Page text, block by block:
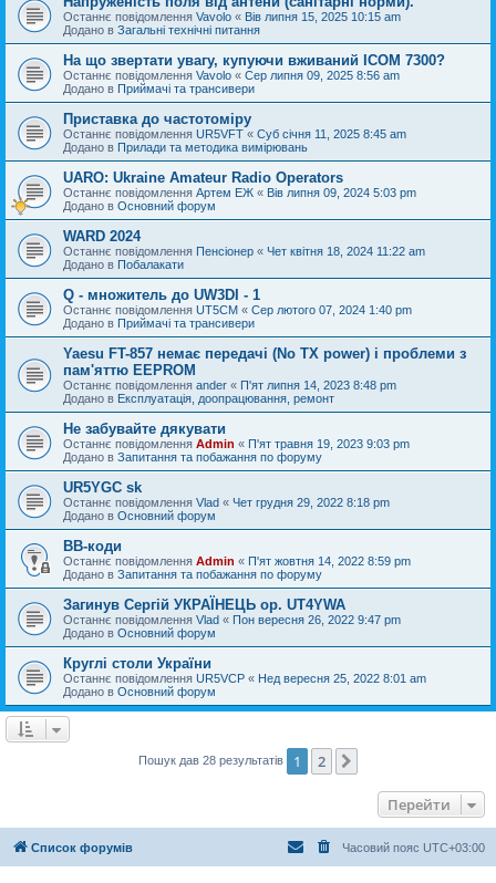
Останнє повідомлення Vavolo « Вів липня 15, 2025 10:15 am
Додано в Загальні технічні питання
На що звертати увагу, купуючи вживаний ICOM 7300?
Останнє повідомлення Vavolo « Сер липня 09, 2025 8:56 am
Додано в Приймачі та трансивери
Приставка до частотоміру
Останнє повідомлення UR5VFT « Суб січня 11, 2025 8:45 am
Додано в Прилади та методика вимірювань
UARO: Ukraine Аmateur Radio Operators
Останнє повідомлення Артем ЕЖ « Вів липня 09, 2024 5:03 pm
Додано в Основний форум
WARD 2024
Останнє повідомлення Пенсіонер « Чет квітня 18, 2024 11:22 am
Додано в Побалакати
Q - множитель до UW3DI - 1
Останнє повідомлення UT5CM « Сер лютого 07, 2024 1:40 pm
Додано в Приймачі та трансивери
Yaesu FT-857 немає передачі (No TX power) і проблеми з
пам'яттю EEPROM
Останнє повідомлення ander « П'ят липня 14, 2023 8:48 pm
Додано в Експлуатація, доопрацювання, ремонт
Не забувайте дякувати
Останнє повідомлення Admin « П'ят травня 19, 2023 9:03 pm
Додано в Запитання та побажання по форуму
UR5YGC sk
Останнє повідомлення Vlad « Чет грудня 29, 2022 8:18 pm
Додано в Основний форум
BB-коди
Останнє повідомлення Admin « П'ят жовтня 14, 2022 8:59 pm
Додано в Запитання та побажання по форуму
Загинув Сергій УКРАЇНЕЦЬ op. UT4YWA
Останнє повідомлення Vlad « Пон вересня 26, 2022 9:47 pm
Додано в Основний форум
Круглі столи України
Останнє повідомлення UR5VCP « Нед вересня 25, 2022 8:01 am
Додано в Основний форум
Пошук дав 28 результатів 1 2
Перейти
Список форумів Часовий пояс UTC+03:00